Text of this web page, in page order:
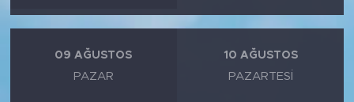
09 AĞUSTOS
PAZAR
10 AĞUSTOS
PAZARTESI